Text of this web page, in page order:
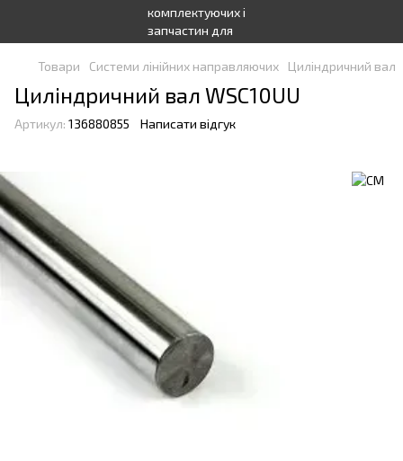
Товари Системи лінійних направляючих Циліндричний вал
Циліндричний вал WSC10UU
Артикул: 136880855 Написати відгук